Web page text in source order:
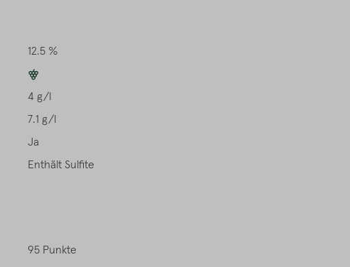
12.5 %
1
4 g/l
7.1 g/l
Ja
Enthält Sulfite
95 Punkte